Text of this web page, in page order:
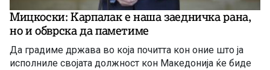
Мицкоски: Карпалак е наша заедничка рана,
но и обврска да паметиме
Да градиме држава во која почитта кон оние што ја
исполниле својата должност кон Македонија ќе биде